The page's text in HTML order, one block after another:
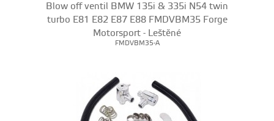
Blow off ventil BMW 135i & 335i N54 twin
turbo E81 E82 E87 E88 FMDVBM35 Forge
Motorsport - Leštěné
FMDVBM35-A